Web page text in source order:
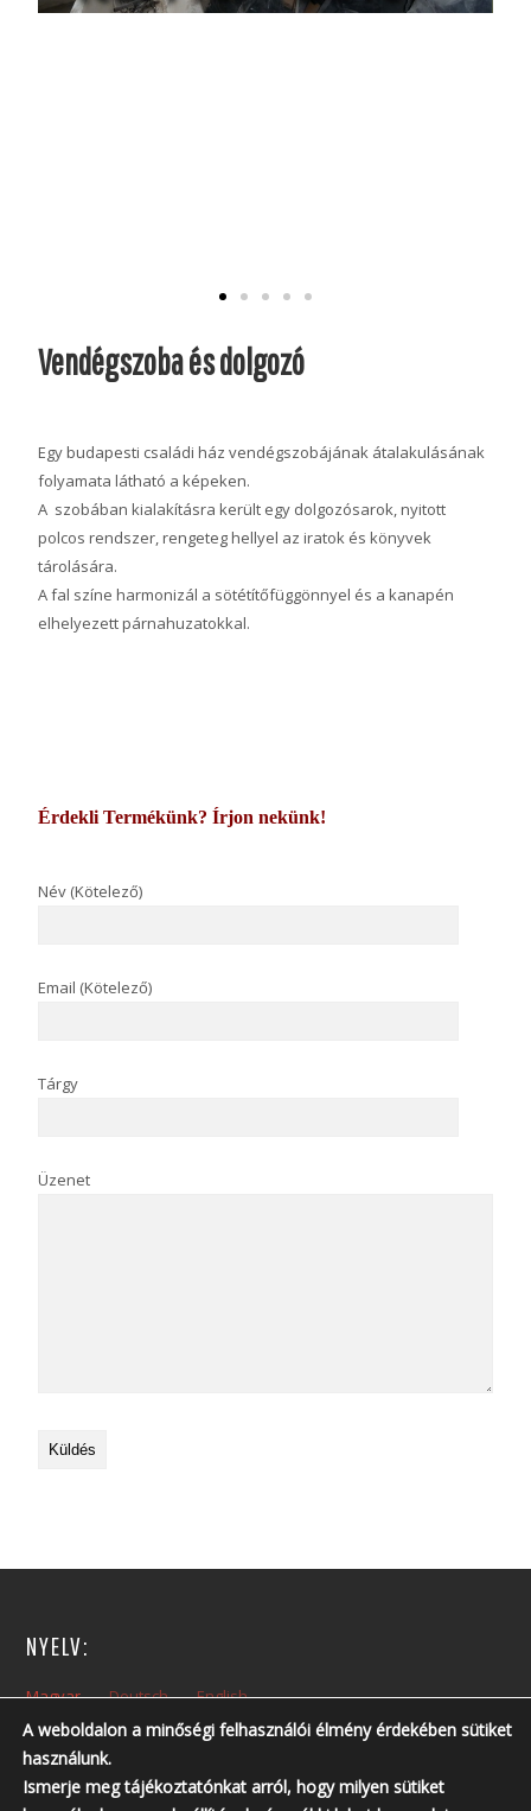
Vendégszoba és dolgozó
Egy budapesti családi ház vendégszobájának átalakulásának
folyamata látható a képeken.
A szobában kialakításra került egy dolgozósarok, nyitott
polcos rendszer, rengeteg hellyel az iratok és könyvek
tárolására.
A fal színe harmonizál a sötétítőfüggönnyel és a kanapén
elhelyezett párnahuzatokkal.
Érdekli Termékünk? Írjon nekünk!
Név (Kötelező)
Email (Kötelező)
Tárgy
Üzenet
NYELV:
Magyar Deutsch English
NYITVA TARTÁS:
Hétfőtől – Péntekig: 10:00 – 14:00
A weboldalon a minőségi felhasználói élmény érdekében sütiket
használunk.
Ismerje meg tájékoztatónkat arról, hogy milyen sütiket